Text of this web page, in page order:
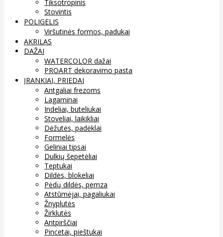
Tiksotropinis
Stovintis
POLIGELIS
Viršutinės formos, padukai
AKRILAS
DAŽAI
WATERCOLOR dažai
PROART dekoravimo pasta
ĮRANKIAI, PRIEDAI
Antgaliai frezoms
Lagaminai
Indeliai, buteliukai
Stoveliai, laikikliai
Dėžutės, padėklai
Formelės
Geliniai tipsai
Dulkių šepetėliai
Teptukai
Dildės, blokeliai
Pėdų dildės, pemza
Atstūmėjai, pagaliukai
Žnyplutės
Žirklutės
Antpirščiai
Pincetai, pieštukai